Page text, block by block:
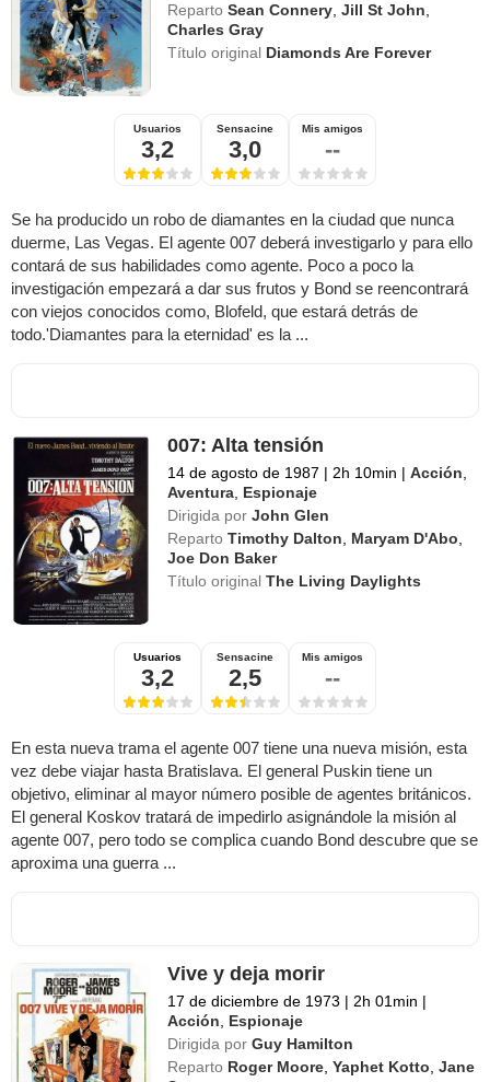
Reparto Sean Connery,Jill St John,
Charles Gray
Título original Diamonds Are Forever
Usuarios
3,2
Sensacine
3,0
Mis amigos
--
Se ha producido un robo de diamantes en la ciudad que nunca
duerme, Las Vegas. El agente 007 deberá investigarlo y para ello
contará de sus habilidades como agente. Poco a poco la
investigación empezará a dar sus frutos y Bond se reencontrará
con viejos conocidos como, Blofeld, que estará detrás de
todo.'Diamantes para la eternidad' es la ...
007: Alta tensión
14 de agosto de 1987 | 2h 10min | Acción
Aventura Espionaje
Dirigida por John Glen
Reparto Timothy Dalton Maryam D'Abo
Joe Don Baker
Título originalThe Living Daylights
Usuarios
3,2
Sensacine
2,5
Mis amigos
--
En esta nueva trama el agente 007 tiene una nueva misión, esta
vez debe viajar hasta Bratislava. El general Puskin tiene un
objetivo, eliminar al mayor número posible de agentes británicos.
El general Koskov tratará de impedirlo asignándole la misión al
agente 007, pero todo se complica cuando Bond descubre que se
aproxima una guerra ...
Vive y deja morir
17 de diciembre de 1973 | 2h 01min |
Acción
Espionaje
Dirigida por Guy Hamilton
Reparto Roger Moore ,Yaphet Kotto ,Jane